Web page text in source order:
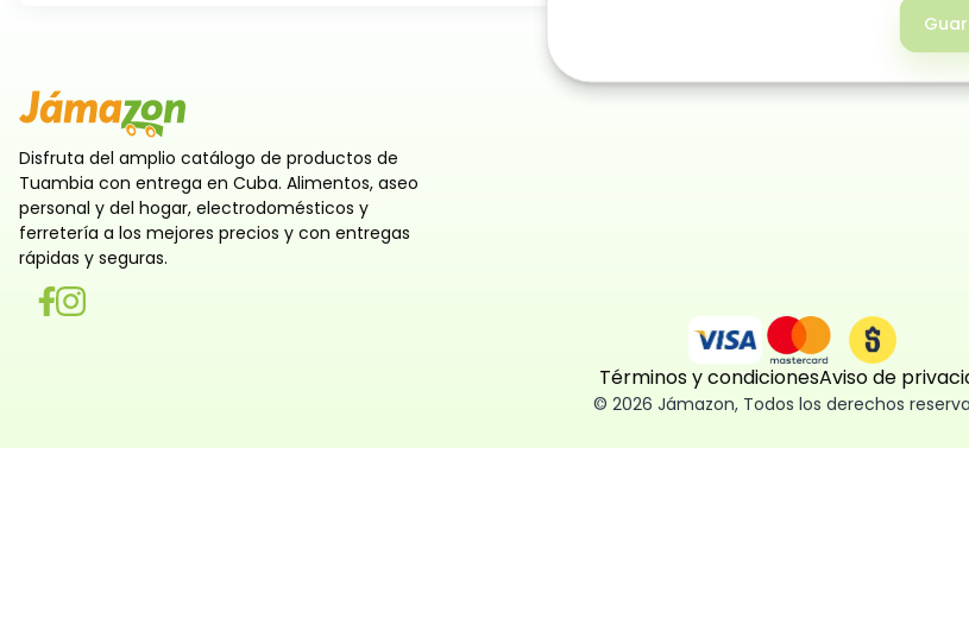
Disfruta del amplio catálogo de productos de
Tuambia con entrega en Cuba. Alimentos, aseo
personal y del hogar, electrodomésticos y
ferretería a los mejores precios y con entregas
rápidas y seguras.
Términos y condicionesAviso de
© 2026 Jámazon, Todos los derechos